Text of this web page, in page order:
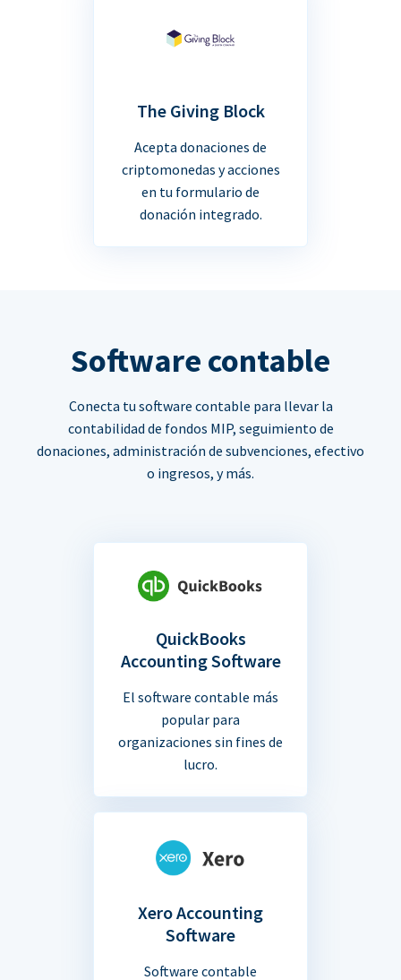
The Giving Block
Acepta donaciones de
criptomonedas y acciones
en tu formulario de
donación integrado.
Software contable
Conecta tu software contable para llevar la
contabilidad de fondos MIP, seguimiento de
donaciones, administración de subvenciones, efectivo
o ingresos, y más.
QuickBooks
Accounting Software
El software contable más
popular para
organizaciones sin fines de
lucro.
Xero Accounting
Software
Software contable